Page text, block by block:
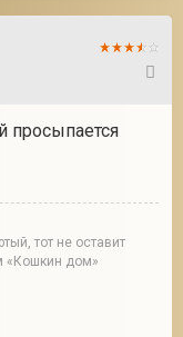
просыпается
тот не оставит
«Кошкин дом»